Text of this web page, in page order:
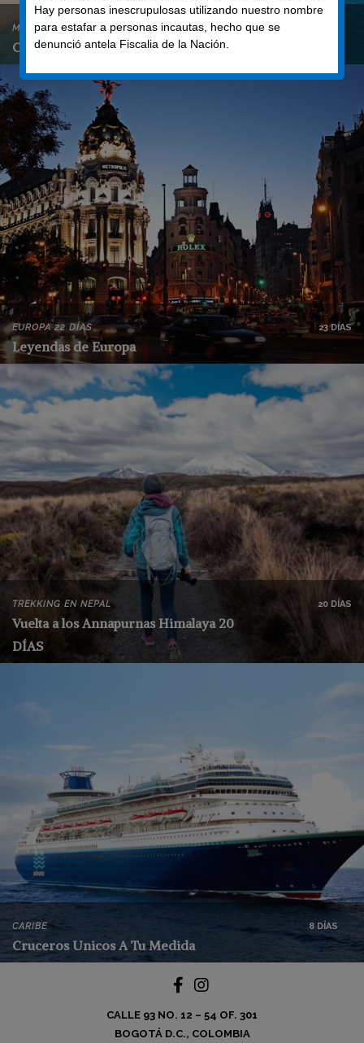
MÉXICO
Ciudad de México y Mundo Maya
EUROPA 22 DÍAS
Leyendas de Europa
23 DÍAS
TREKKING EN NEPAL
Vuelta a los Annapurnas Himalaya 20
DÍAS
20 DÍAS
CARIBE
Cruceros Unicos A Tu Medida
8 DÍAS
CALLE 93 NO. 12 – 54 OF. 301
BOGOTÁ D.C., COLOMBIA
Hay personas inescrupulosas utilizando nuestro nombre
para estafar a personas incautas, hecho que se
denunció antela Fiscalia de la Nación.